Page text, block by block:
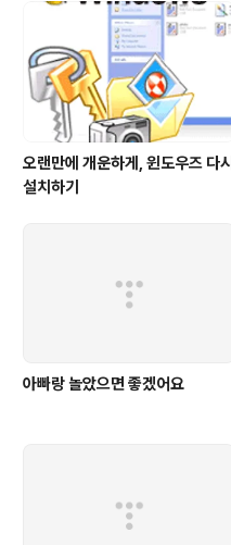
오랜만에 개운하게, 윈도우즈 다시
설치하기
아빠랑 놀았으면 좋겠어요